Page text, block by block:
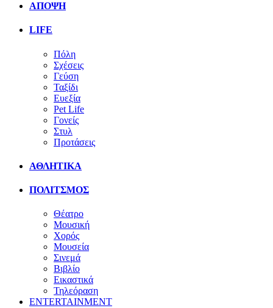
ΑΠΟΨΗ
LIFE
Πόλη
Σχέσεις
Γεύση
Ταξίδι
Ευεξία
Pet Life
Γονείς
Στυλ
Προτάσεις
ΑΘΛΗΤΙΚΑ
ΠΟΛΙΤΣΜΟΣ
Θέατρο
Μουσική
Χορός
Μουσεία
Σινεμά
Βιβλίο
Εικαστικά
Τηλεόραση
ENTERTAINMENT